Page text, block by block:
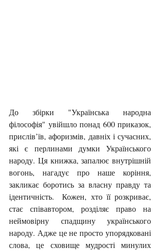
До збірки "Українська народна
філософія" увійшло понад 600 приказок,
прислів’їв, афоризмів, давніх і сучасних,
які є перлинами думки Українського
народу. Ця книжка, запалює внутрішній
вогонь, нагадує про наше коріння,
закликає боротись за власну правду та
ідентичність.  Кожен, хто її розкриває,
стає співавтором, розділяє право на
неймовірну спадщину українського
народу. Адже це не просто упорядковані
слова, це сховище мудрості минулих